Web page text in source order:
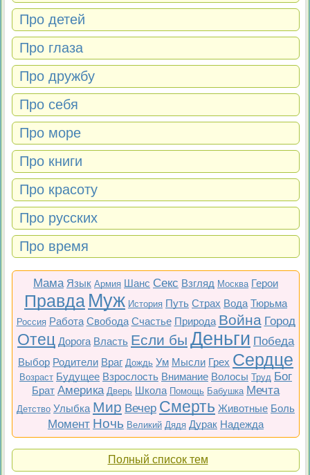
Про детей
Про глаза
Про дружбу
Про себя
Про море
Про книги
Про красоту
Про русских
Про время
Мама Язык Армия Шанс Секс Взгляд Москва Герои
Правда Муж История Путь Страх Вода Тюрьма
Россия Работа Свобода Счастье Природа Война Город
Отец Дорога Власть Если бы Деньги Победа
Выбор Родители Враг Дождь Ум Мысли Грех Сердце
Возраст Будущее Взрослость Внимание Волосы Труд Бог
Брат Америка Дверь Школа Помощь Бабушка Мечта
Детство Улыбка Мир Вечер Смерть Животные Боль
Момент Ночь Великий Дядя Дурак Надежда
Полный список тем